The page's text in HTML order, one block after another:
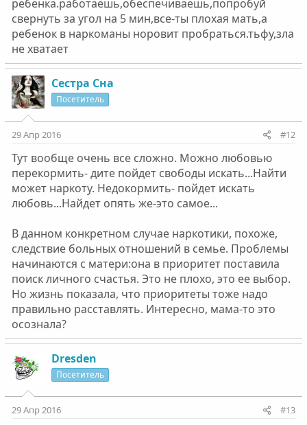
ребенка.работаешь,обеспечиваешь,попробуй
свернуть за угол на 5 мин,все-ты плохая мать,а
ребенок в наркоманы норовит пробраться.тьфу,зла
не хватает
Сестра Сна
Посетитель
29 Апр 2016 #12
Тут вообще очень все сложно. Можно любовью
перекормить- дите пойдет свободы искать...Найти
может наркоту. Недокормить- пойдет искать
любовь...Найдет опять же-это самое...
В данном конкретном случае наркотики, похоже,
следствие больных отношений в семье. Проблемы
начинаются с матери:она в приоритет поставила
поиск личного счастья. Это не плохо, это ее выбор.
Но жизнь показала, что приоритеты тоже надо
правильно расставлять. Интересно, мама-то это
осознала?
Dresden
Посетитель
29 Апр 2016 #13